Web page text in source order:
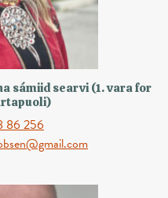
sámiid searvi (1. vara for
86 256